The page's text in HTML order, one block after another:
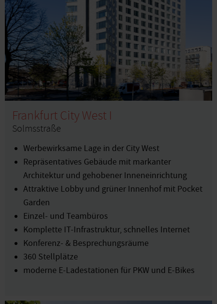
Frankfurt City West I
Solmsstraße
Werbewirksame Lage in der City West
Repräsentatives Gebäude mit markanter
Architektur und gehobener Inneneinrichtung
Attraktive Lobby und grüner Innenhof mit Pocket
Garden
Einzel- und Teambüros
Komplette IT-Infrastruktur, schnelles Internet
Konferenz- & Besprechungsräume
360 Stellplätze
moderne E-Ladestationen für PKW und E-Bikes